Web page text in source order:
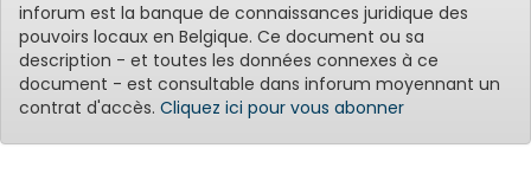
inforum est la banque de connaissances juridique des
pouvoirs locaux en Belgique. Ce document ou sa
description - et toutes les données connexes à ce
document - est consultable dans inforum moyennant un
contrat d'accès. Cliquez ici pour vous abonner